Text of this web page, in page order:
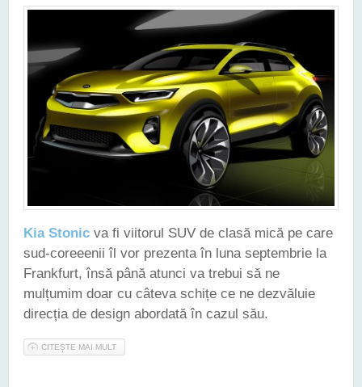
Kia Stonic va fi viitorul SUV de clasă mică pe care
sud-coreeenii îl vor prezenta în luna septembrie la
Frankfurt, însă până atunci va trebui să ne
mulțumim doar cu câteva schițe ce ne dezvăluie
direcția de design abordată în cazul său.
CITEȘTE MAI MULT